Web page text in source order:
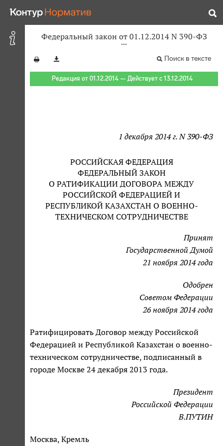
Федеральный закон от 01.12.2014 N 390-ФЗ
Поиск в тексте
Редакция от 01.12.2014 — Действует с 13.12.2014
1 декабря 2014 г. N 390-ФЗ
РОССИЙСКАЯ ФЕДЕРАЦИЯ
ФЕДЕРАЛЬНЫЙ ЗАКОН
О РАТИФИКАЦИИ ДОГОВОРА МЕЖДУ
РОССИЙСКОЙ ФЕДЕРАЦИЕЙ И
РЕСПУБЛИКОЙ КАЗАХСТАН О ВОЕННО-
ТЕХНИЧЕСКОМ СОТРУДНИЧЕСТВЕ
Принят
Государственной Думой
21 ноября 2014 года
Одобрен
Советом Федерации
26 ноября 2014 года
Ратифицировать Договор между Российской
Федерацией и Республикой Казахстан о военно-
техническом сотрудничестве, подписанный в
городе Москве 24 декабря 2013 года.
Президент
Российской Федерации
В.ПУТИН
Москва, Кремль